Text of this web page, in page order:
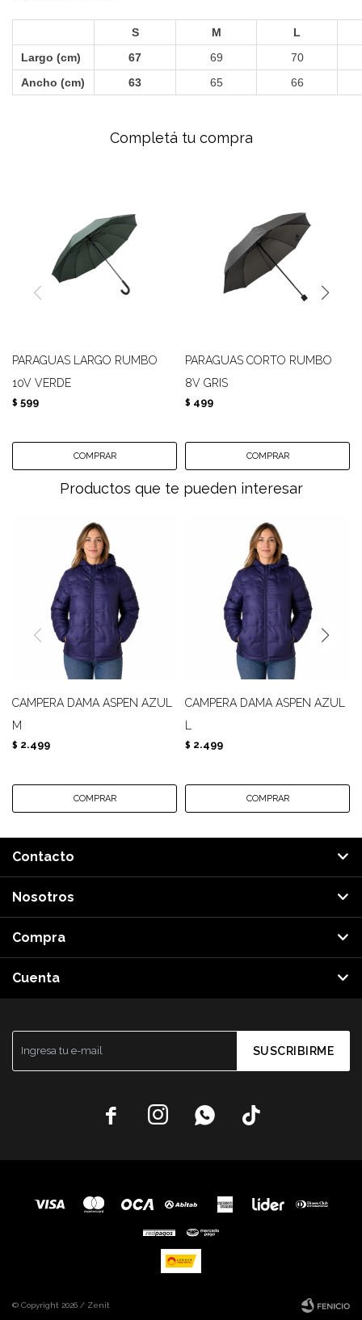
S M
L
Largo (cm)
67 69
70
Ancho (cm)
63 65 66
Completá tu compra
PARAGUAS LARGO RUMBO
10V VERDE
$ 599
PARAGUAS CORTO RUMBO
8V GRIS
$ 499
Productos que te pueden interesar
CAMPERA DAMA ASPEN AZUL
M
$ 2.499
CAMPERA DAMA ASPEN AZUL
$ 2.499
SUSCRIBIRME
   
Contacto
Nosotros
Compra
Cuenta
© Copyright 2026 / Zenit